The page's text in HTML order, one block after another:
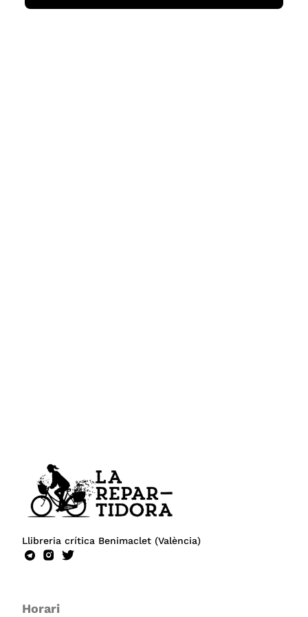
Llibreria crítica Benimaclet (València)
Horari